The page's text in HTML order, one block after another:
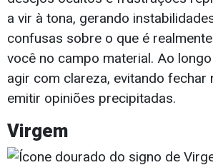
a vir à tona, gerando
confusas sobre o que é
você no campo material. Ao
agir com clareza, evitando fechar
emitir opiniões precipitadas.
Virgem